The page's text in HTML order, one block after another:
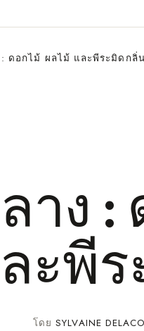
ดอกไม้ ผลไม้ และพีระมิดกลิ่น
าง :
ะพี
โดยSYLVAINE